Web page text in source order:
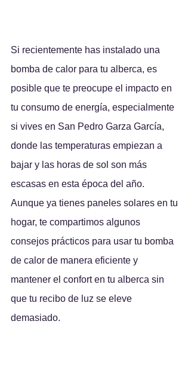
Si recientemente has instalado una
bomba de calor para tu alberca, es
posible que te preocupe el impacto en
tu consumo de energía, especialmente
si vives en San Pedro Garza García,
donde las temperaturas empiezan a
bajar y las horas de sol son más
escasas en esta época del año.
Aunque ya tienes paneles solares en tu
hogar, te compartimos algunos
consejos prácticos para usar tu bomba
de calor de manera eficiente y
mantener el confort en tu alberca sin
que tu recibo de luz se eleve
demasiado.